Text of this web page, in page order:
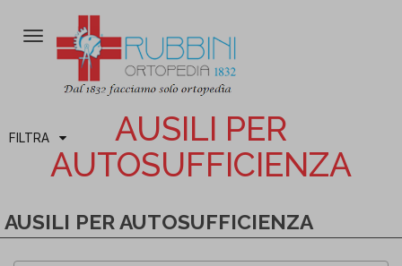
Attiva/disattiva
FILTRA
AUSILI PER
AUTOSUFFICIENZA
AUSILI PER AUTOSUFFICIENZA